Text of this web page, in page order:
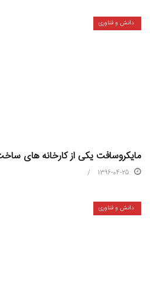
دانش و فناوری
مایکروسافت یکی از کارخانه های
1396-04-25
دانش و فناوری